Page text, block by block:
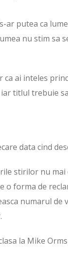
ar putea ca
nu stim sa
ai inteles
titlul trebuie
data cind
stirilor nu
forma de
numarul
la Mike